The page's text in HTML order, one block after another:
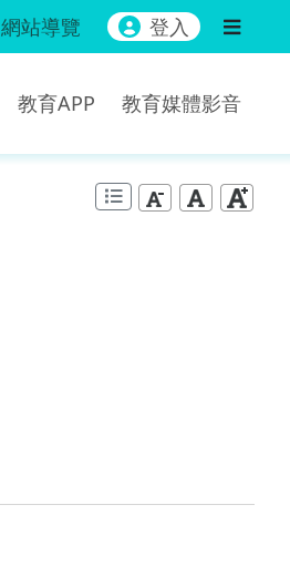
網站導覽 登入
教育APP 教育媒體影音